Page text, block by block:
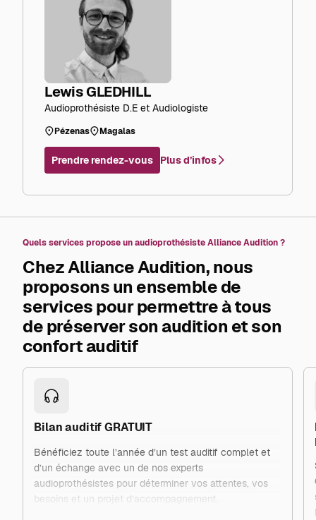
Lewis GLEDHILL
Audioprothésiste D.E et Audiologiste
Pézenas Magalas
Prendre rendez-vous Plus d’infos
Quels services propose un audioprothésiste Alliance Audition ?
Chez Alliance Audition, nous
proposons un ensemble de
services pour permettre à tous
de préserver son audition et son
confort auditif
Bilan auditif GRATUIT
Bénéficiez toute l’année d’un test auditif complet et
d’un échange avec un de nos experts
audioprothésistes pour déterminer vos attentes, vos
besoins et un projet d’accompagnement.